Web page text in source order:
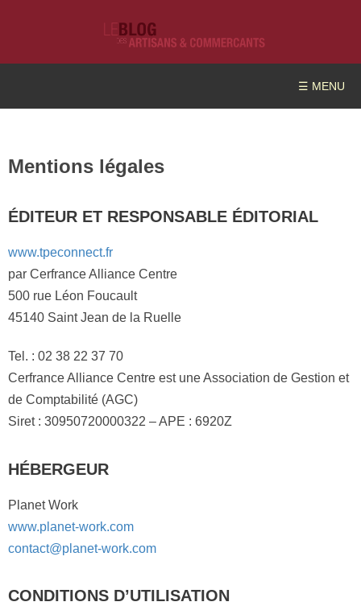
☰ MENU
Mentions légales
ÉDITEUR ET RESPONSABLE ÉDITORIAL
www.tpeconnect.fr
par Cerfrance Alliance Centre
500 rue Léon Foucault
45140 Saint Jean de la Ruelle
Tel. : 02 38 22 37 70
Cerfrance Alliance Centre est une Association de Gestion et
de Comptabilité (AGC)
Siret : 30950720000322 – APE : 6920Z
HÉBERGEUR
Planet Work
www.planet-work.com
contact@planet-work.com
CONDITIONS D’UTILISATION